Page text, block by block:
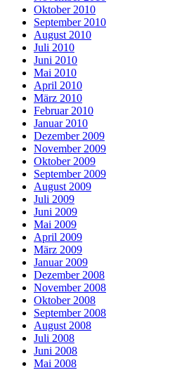
Oktober 2010
September 2010
August 2010
Juli 2010
Juni 2010
Mai 2010
April 2010
März 2010
Februar 2010
Januar 2010
Dezember 2009
November 2009
Oktober 2009
September 2009
August 2009
Juli 2009
Juni 2009
Mai 2009
April 2009
März 2009
Januar 2009
Dezember 2008
November 2008
Oktober 2008
September 2008
August 2008
Juli 2008
Juni 2008
Mai 2008